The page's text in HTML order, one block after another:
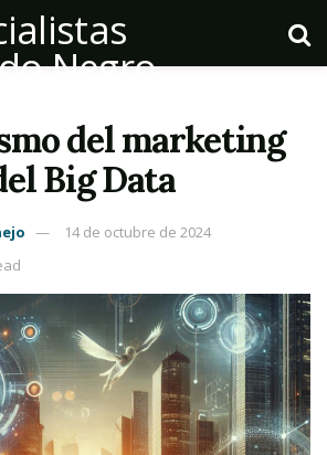
del marketing
Big Data
14 de octubre de 2024